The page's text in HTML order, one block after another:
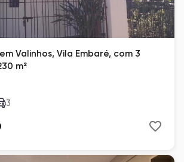
Valinhos, Vila Embaré, com 3
m²
3